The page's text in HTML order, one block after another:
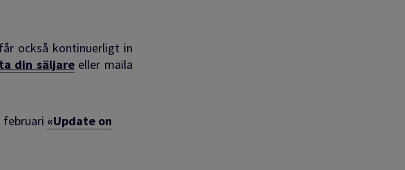
också kontinuerligt in
din säljareeller maila
februari «Update on